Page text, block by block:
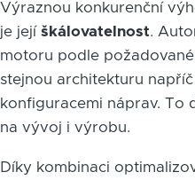
Výraznou konkurenční
je její škálovatelnost.
motoru podle
stejnou architekturu
konfiguracemi náprav. To
na vývoj i výrobu.
Díky kombinaci